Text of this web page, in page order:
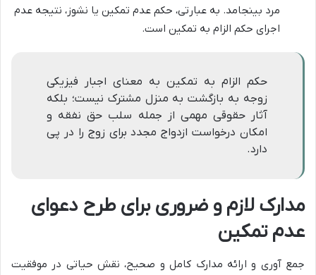
مرد بینجامد. به عبارتی، حکم عدم تمکین یا نشوز، نتیجه عدم
اجرای حکم الزام به تمکین است.
حکم الزام به تمکین به معنای اجبار فیزیکی
زوجه به بازگشت به منزل مشترک نیست؛ بلکه
آثار حقوقی مهمی از جمله سلب حق نفقه و
امکان درخواست ازدواج مجدد برای زوج را در پی
دارد.
مدارک لازم و ضروری برای طرح دعوای
عدم تمکین
جمع آوری و ارائه مدارک کامل و صحیح، نقش حیاتی در موفقیت